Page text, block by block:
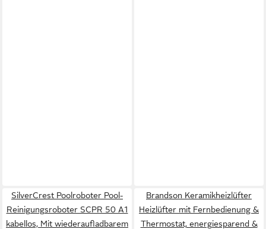
SilverCrest Poolroboter Pool-
Reinigungsroboter SCPR 50 A1
kabellos, Mit wiederaufladbarem
Brandson Keramikheizlüfter
Heizlüfter mit Fernbedienung &
Thermostat, energiesparend &